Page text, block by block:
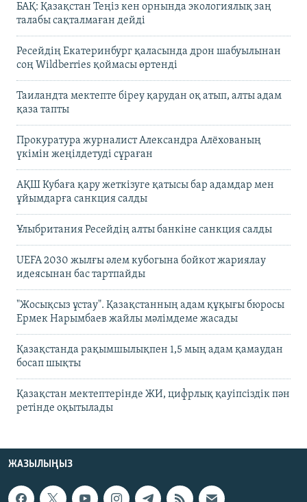
БАҚ: Қазақстан Теңіз кен орнында экологиялық заң
талабы сақталмаған дейді
Ресейдің Екатеринбург қаласында дрон шабуылынан
соң Wildberries қоймасы өртенді
Таиландта мектепте біреу қарудан оқ атып, алты адам
қаза тапты
Прокуратура журналист Александра Алёхованың
үкімін жеңілдетуді сұраған
АҚШ Кубаға қару жеткізуге қатысы бар адамдар мен
ұйымдарға санкция салды
Ұлыбритания Ресейдің алты банкіне санкция салды
UEFA 2030 жылғы әлем кубогына бойкот жариялау
идеясынан бас тартпайды
"Жосықсыз ұстау". Қазақстанның адам құқығы бюросы
Ермек Нарымбаев жайлы мәлімдеме жасады
Қазақстанда рақымшылықпен 1,5 мың адам қамаудан
босап шықты
Қазақстан мектептерінде ЖИ, цифрлық қауіпсіздік пән
ретінде оқытылады
ЖАЗЫЛЫҢЫЗ